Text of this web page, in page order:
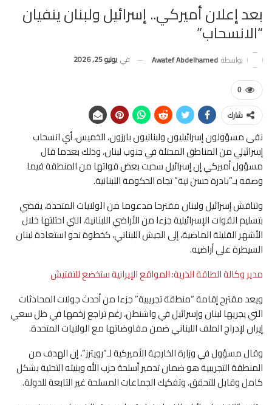
بعد إعلان أميركي.. إسرائيل ولبنان ينفيان
“الانسحاب”
بواسطة Awatef Abdelhamed في يونيو 25, 2026
0
شارك
نفى مسؤولون إسرائيليون ولبنانيون بارزون، الخميس، أي انسحاب
إسرائيلي من المناطق المحتلة في جنوب لبنان، وذلك بعدما قال
مسؤول أميركي ⁠إن إسرائيل سحبت بعض قواتها من المنطقة فيما
وصفه بـ”بادرة حسن نية” تجاه الحكومة اللبنانية.
وتناقش إسرائيل ولبنان مقترحا مدعوما من الولايات المتحدة، يقضي
بتسليم القوات الإسرائيلية جزءا من الأراضي اللبنانية، التي احتلتها خلال
الأشهر القليلة الماضية، إلى الجيش ‌اللبناني، كخطوة نحو استعادة لبنان
السيطرة على أراضيه.
مدير وكالة الطاقة الذرية: المواقع الإيرانية ستخضع للتفتيش
ويعد مقترح إقامة “منطقة تجريبية” جزءا من ‌أحدث جولات المحادثات
التي ‌يجريها لبنان وإسرائيل في واشنطن، رغم تراجع زخمها في ظل سعي
إيران لإدراج الملف اللبناني ضمن مفاوضاتها مع الولايات المتحدة.
وقال مسؤول في وزارة الخارجية الأميركية لـ”رويترز”، إن الهدف من
المنطقة التجريبية هو ‌ضمان تدمير أسلحة حزب الله ‌وبنيته التحتية ⁠بشكل
كامل وقابل للتحقق، وتفكيك الجماعات المسلحة غير التابعة للدولة.